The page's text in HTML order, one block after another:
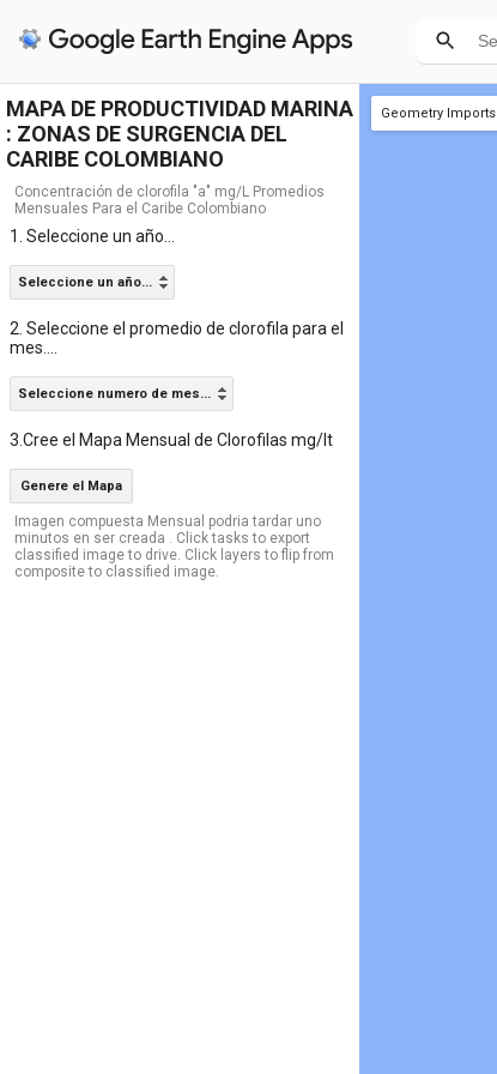
MAPA DE PRODUCTIVIDAD MARINA
: ZONAS DE SURGENCIA DEL
CARIBE COLOMBIANO
Concentración de clorofila "a" mg/L Promedios
Mensuales Para el Caribe Colombiano
1. Seleccione un año...
Seleccione un año...
2. Seleccione el promedio de clorofila para el
mes....
Seleccione numero de mes...
3.Cree el Mapa Mensual de Clorofilas mg/lt
Genere el Mapa
Imagen compuesta Mensual podria tardar uno
minutos en ser creada . Click tasks to export
classified image to drive. Click layers to flip from
composite to classified image.
Geometry Imports